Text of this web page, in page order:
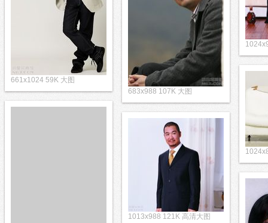
661x1024 59K 大图
683x988 107K 大图
1013x988 121K 高清大图